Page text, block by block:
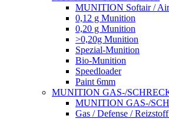
MUNITION Softair /
0,12 g Munition
0,20 g Munition
>0,20g Munition
Spezial-Munition
Bio-Munition
Speedloader
Paint 6mm
MUNITION GAS-/
MUNITION GAS-/
Gas / Defense /